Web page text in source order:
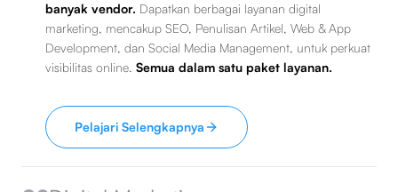
banyak vendor. Dapatkan berbagai layanan digital
marketing, mencakup SEO, Penulisan Artikel, Web & App
Development, dan Social Media Management, untuk perkuat
visibilitas online. Semua dalam satu paket layanan.
Pelajari Selengkapnya